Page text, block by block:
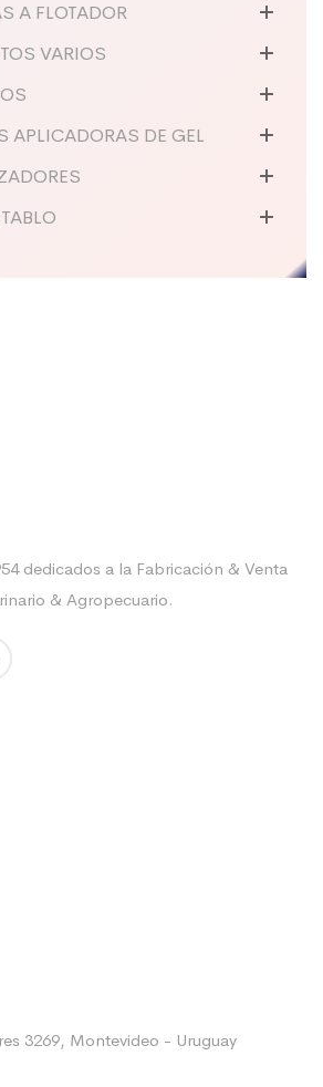
A FLOTADOR
VARIOS
APLICADORAS DE GEL
dedicados a la Fabricación & Venta
& Agropecuario.
3269, Montevideo - Uruguay